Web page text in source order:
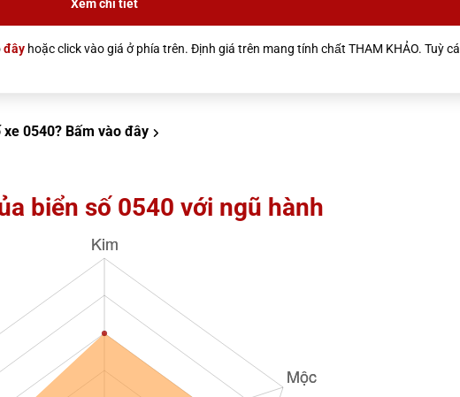
Xem chi tiết
đâyhoặc click vào giá ở phía trên. Định giá trên mang tính chất THAM KHẢO. Tuỳ cá
0540?Bấm vào đây
biển số 0540 với ngũ hành